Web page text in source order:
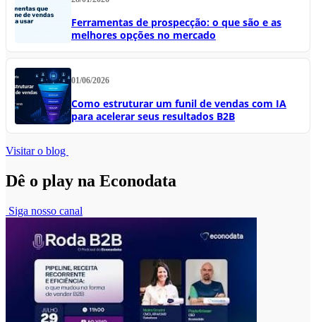
Ferramentas de prospecção: o que são e as
melhores opções no mercado
01/06/2026
Como estruturar um funil de vendas com IA
para acelerar seus resultados B2B
Visitar o blog
Dê o play na Econodata
Siga nosso canal